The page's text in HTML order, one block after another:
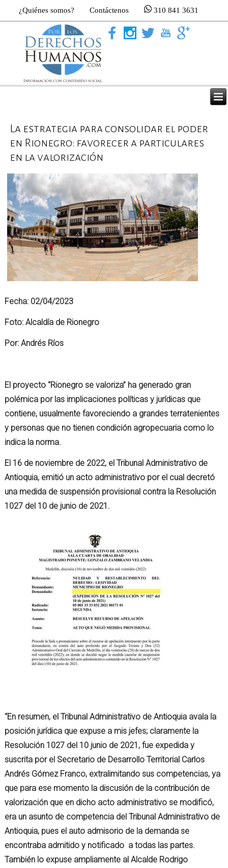
¿Quiénes somos? Contáctenos 310 841 3631
La estrategia para consolidar el poder
en Rionegro: favorecer a particulares
en la valorización
Fecha: 02/04/2023
Foto: Alcaldía de Rionegro
Por: Andrés Ríos
El proyecto “Rionegro se valoriza” ha generado gran
polémica por las implicaciones políticas y jurídicas que
contiene, usualmente favoreciendo a grandes terratenientes
y personas que no tienen condición agropecuaria como lo
indica la norma.
El 16 de noviembre de 2022, el Tribunal Administrativo de
Antioquia, emitió un acto administrativo por el cual decretó
una medida de suspensión provisional contra la Resolución
1027 del 10 de junio de 2021.
“En resumen, el Tribunal Administrativo de Antioquia avala la
posición jurídica que expuse a mis jefes; claramente la
Resolución 1027 del 10 junio de 2021, fue expedida y
suscrita por el Secretario de Desarrollo Territorial Carlos
Andrés Gómez Franco, extralimitando sus competencias, ya
que para ese momento la discusión de la contribución de
valorización que en dicho acto administrativo se modificó,
era un asunto de competencia del Tribunal Administrativo de
Antioquia, pues el auto admisorio de la demanda se
encontraba admitido y notificado a todas las partes.
También lo expuse ampliamente al Alcalde Rodrigo